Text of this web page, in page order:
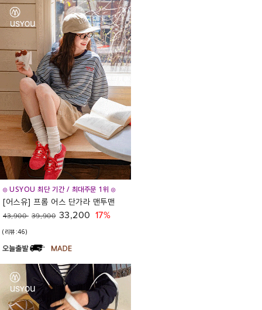
◎ USYOU 최단 기간 / 최대주문 1위 ◎
[어스유] 프롬 어스 단가라 맨투맨
43,900 39,900 33,200 17%
(리뷰:46)